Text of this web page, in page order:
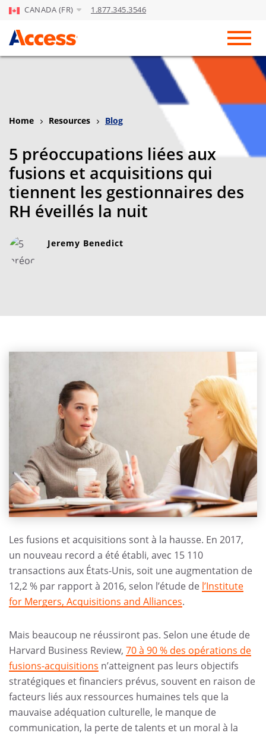
Skip to Main Content
CANADA (FR) 1.877.345.3546
Home Resources Blog
5 préoccupations liées aux
fusions et acquisitions qui
tiennent les gestionnaires des
RH éveillés la nuit
Jeremy Benedict
Les fusions et acquisitions sont à la hausse. En 2017,
un nouveau record a été établi, avec 15 110
transactions aux États-Unis, soit une augmentation de
12,2 % par rapport à 2016, selon l’étude de l’Institute
for Mergers, Acquisitions and Alliances.
Mais beaucoup ne réussiront pas. Selon une étude de
Harvard Business Review, 70 à 90 % des opérations de
fusions-acquisitions n’atteignent pas leurs objectifs
stratégiques et financiers prévus, souvent en raison de
facteurs liés aux ressources humaines tels que la
mauvaise adéquation culturelle, le manque de
communication, la perte de talents et un moral à la